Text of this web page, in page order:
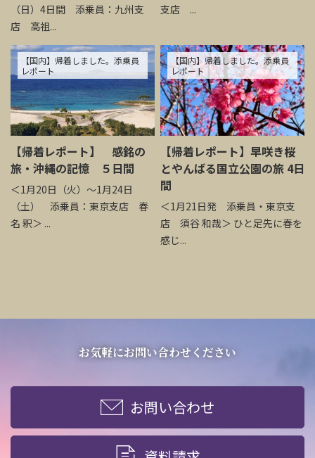
（日）4日間 添乗員：九州支
店 高祖...
支店 ...
【国内】帰着しました。添乗員
レポート
【帰着レポート】 感銘の
旅・沖縄の記憶 ５日間
＜1月20日（火）～1月24日
（土） 添乗員：東京支店 春
名 釈＞ ...
【国内】帰着しました。添乗員
レポート
【帰着レポート】早咲き桜
とやんばる国立公園の旅 4日
間
＜1月21日発 添乗員・東京支
店 須谷 和哉＞ ひと足先に春を
感じ...
お気軽にお問い合わせください
お問い合わせ